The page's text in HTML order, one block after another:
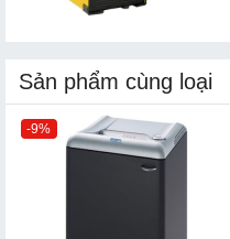
Sản phẩm cùng loại
-9%